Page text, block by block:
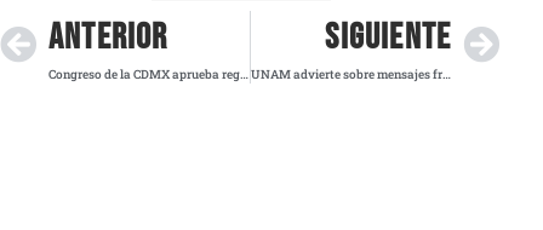
ANTERIOR
Congreso de la CDMX aprueba regulación para scooters y bicis eléctricas
SIGUIENTE
UNAM advierte sobre mensajes fraudulentos que solicitan pagos no autorizados